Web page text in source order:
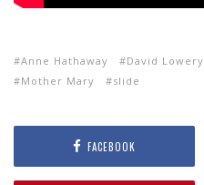
Anne Hathaway David Lowery
Mother Mary
slide
FACEBOOK